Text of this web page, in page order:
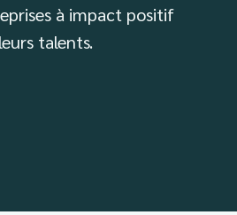
à impact positif
talents.